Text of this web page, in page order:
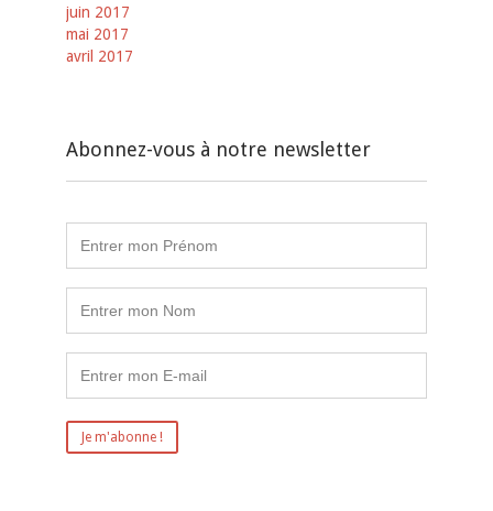
juin 2017
mai 2017
avril 2017
Abonnez-vous à notre newsletter